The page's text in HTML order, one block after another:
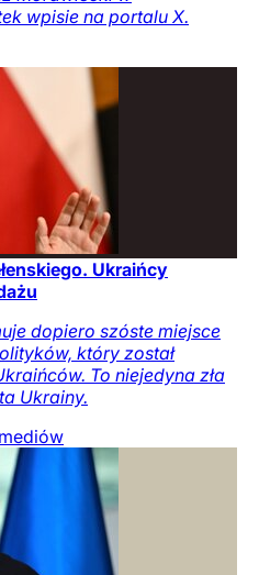
wpisie na portalu X.
Ukraińcy
dopiero szóste miejsce
który został
To niejedyna zła
Ukrainy.